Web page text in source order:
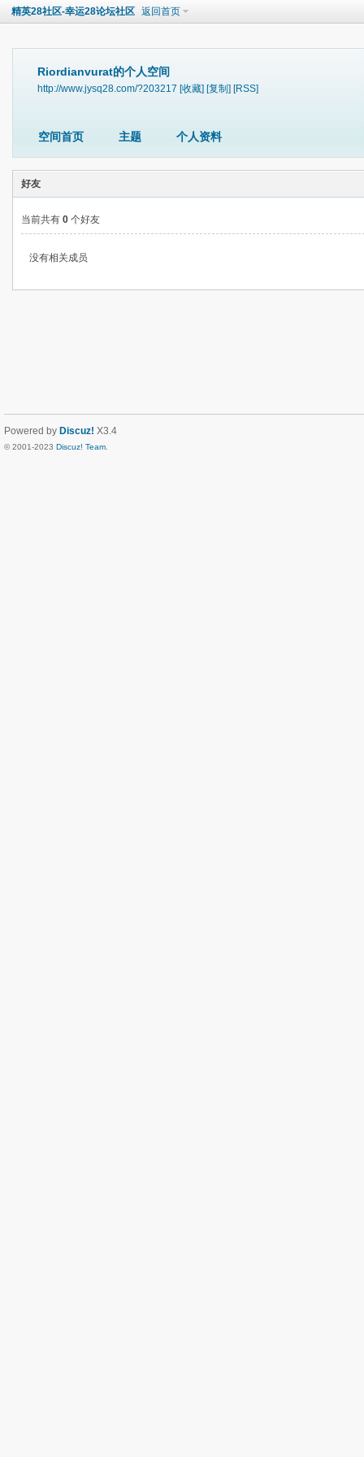
精英28社区-幸运28论坛社区 返回首页
Riordianvurat的个人空间
http://www.jysq28.com/?203217 [收藏] [复制] [RSS]
空间首页 主题 个人资料
好友
当前共有 0 个好友
没有相关成员
Powered by Discuz! X3.4
© 2001-2023 Discuz! Team